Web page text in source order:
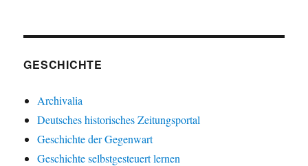
GESCHICHTE
Archivalia
Deutsches historisches Zeitungsportal
Geschichte der Gegenwart
Geschichte selbstgesteuert lernen